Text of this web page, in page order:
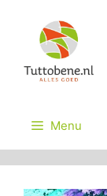
inhoud
Menu